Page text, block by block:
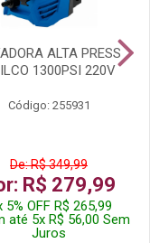
ALTA PRESS
1300PSI 220V
Código: 255931
De: R$ 349,99
R$ 279,99
5% OFF R$ 265,99
até 5x R$ 56,00 Sem
Juros